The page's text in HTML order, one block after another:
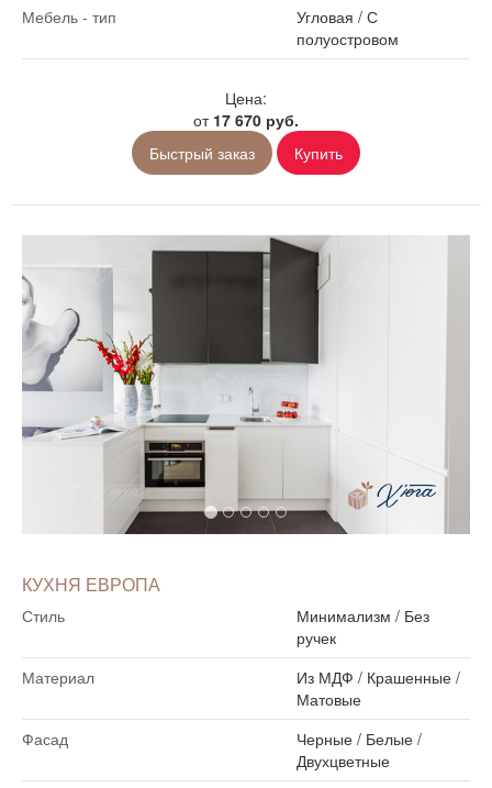
Мебель - тип Угловая / С
полуостровом
Цена:
от 17 670 руб.
Быстрый заказ
Купить
КУХНЯ ЕВРОПА
Стиль Минимализм / Без
ручек
Материал
Из МДФ / Крашенные/
Матовые
Фасад
Черные/ Белые/
Двухцветные